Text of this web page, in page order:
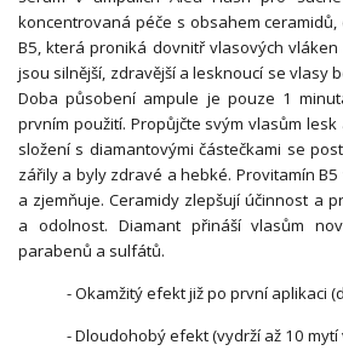
koncentrovaná péče s obsahem
B5, která proniká dovnitř vlasových
jsou silnější, zdravější a lesknoucí se vlasy
Doba působení ampule je pouze 1
prvním použití. Propůjčte svým vlasům
složení s diamantovými částečkami se
zářily a byly zdravé a hebké. Provitamín
a zjemňuje. Ceramidy zlepšují účinnost a
a odolnost. Diamant přináší vlasům
parabenů a sulfátů.
- Okamžitý efekt již po první aplikaci
- Dloudohobý efekt (vydrží až 10 mytí